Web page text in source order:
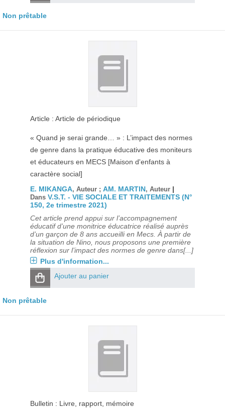
Non prêtable
Article : Article de périodique
« Quand je serai grande… » : L’impact des normes
de genre dans la pratique éducative des moniteurs
et éducateurs en MECS [Maison d'enfants à
caractère social]
E. MIKANGA, Auteur ; AM. MARTIN, Auteur |
Dans V.S.T. - VIE SOCIALE ET TRAITEMENTS (N°
150, 2e trimestre 2021)
Cet article prend appui sur l’accompagnement
éducatif d’une monitrice éducatrice réalisé auprès
d’un garçon de 8 ans accueilli en Mecs. À partir de
la situation de Nino, nous proposons une première
réflexion sur l’impact des normes de genre dans[...]
Plus d'information...
Ajouter au panier
Non prêtable
Bulletin : Livre, rapport, mémoire